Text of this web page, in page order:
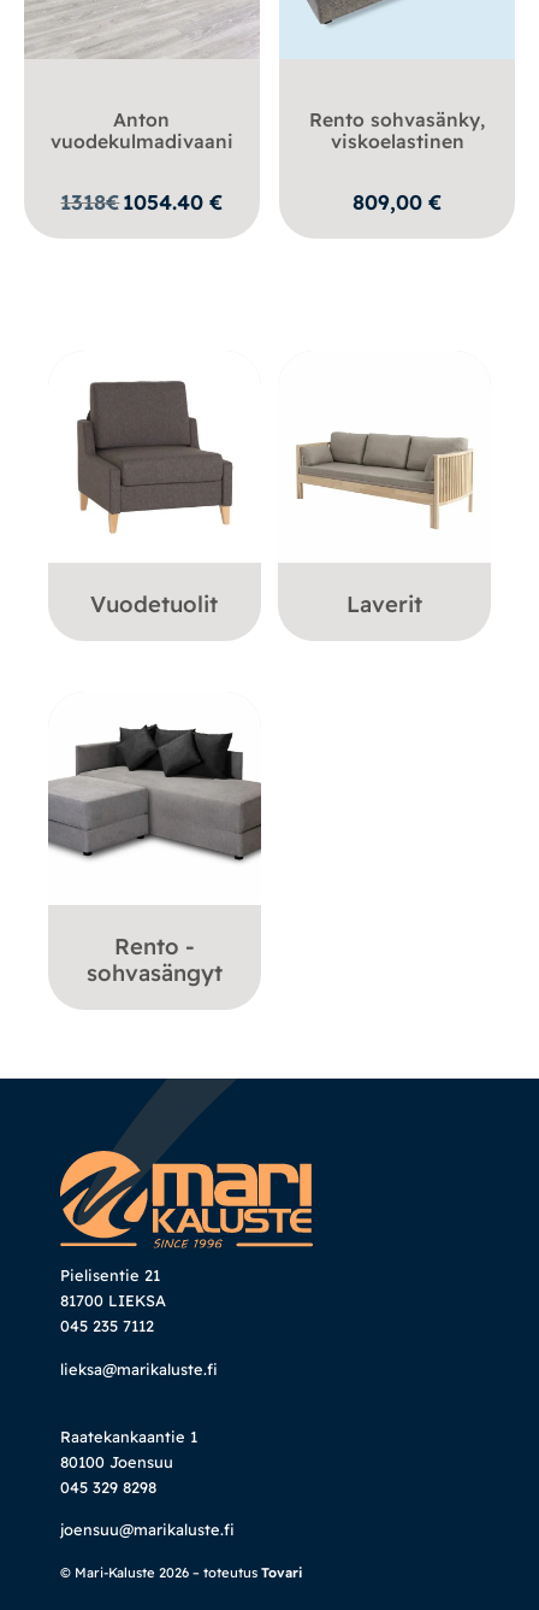
Anton
vuodekulmadivaani
1318€1054.40€
Rento sohvasänky,
viskoelastinen
809,00€
Vuodetuolit Laverit
Rento -
sohvasängyt
Pielisentie 21
81700 LIEKSA
045 235 7112
lieksa@marikaluste.fi
Raatekankaantie 1
80100 Joensuu
045 329 8298
joensuu@marikaluste.fi
© Mari-Kaluste 2026 – toteutus Tovari